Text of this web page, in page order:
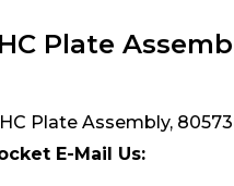
Plate
Plate Assembly,
E-Mail Us: